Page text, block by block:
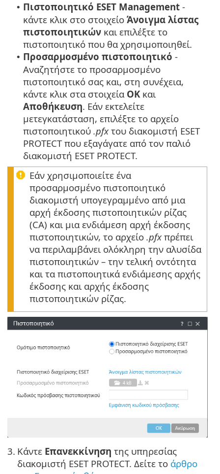
• Πιστοποιητικό ESET Management -
κάντε κλικ στο στοιχείο Άνοιγμα λίστας
πιστοποιητικών και επιλέξτε το
πιστοποιητικό που θα χρησιμοποιηθεί.
• Προσαρμοσμένο πιστοποιητικό -
Αναζητήστε το προσαρμοσμένο
πιστοποιητικό σας και, στη συνέχεια,
κάντε κλικ στα στοιχεία OKκαι
Αποθήκευση. Εάν εκτελείτε
μετεγκατάσταση, επιλέξτε το αρχείο
πιστοποιητικού .pfxτου διακομιστή ESET
PROTECT που εξαγάγατε από τον παλιό
διακομιστή ESET PROTECT.
Εάν χρησιμοποιείτε ένα
προσαρμοσμένο πιστοποιητικό
διακομιστή υπογεγραμμένο από μια
αρχή έκδοσης πιστοποιητικών ρίζας
(CA) και μια ενδιάμεση αρχή έκδοσης
πιστοποιητικών, το αρχείο .pfxπρέπει
να περιλαμβάνει ολόκληρη την αλυσίδα
πιστοποιητικών – την τελική οντότητα
και τα πιστοποιητικά ενδιάμεσης αρχής
έκδοσης και αρχής έκδοσης
πιστοποιητικών ρίζας.
3. Κάντε Επανεκκίνηση της υπηρεσίας
διακομιστή ESET PROTECT. Δείτε το άρθρο